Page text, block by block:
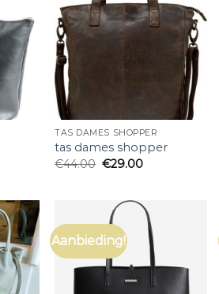
TAS DAMES SHOPPER
tas dames shopper
€44.00 €29.00
Aanbieding!